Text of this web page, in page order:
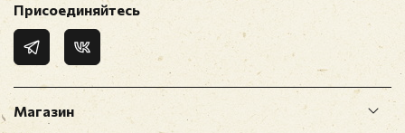
Магазин
Присоединяйтесь